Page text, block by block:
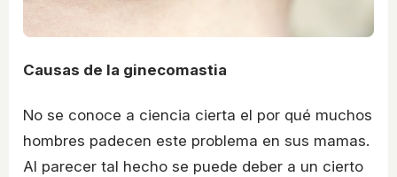
Causas de la ginecomastia
No se conoce a ciencia cierta el por qué muchos
hombres padecen este problema en sus mamas.
Al parecer tal hecho se puede deber a un cierto